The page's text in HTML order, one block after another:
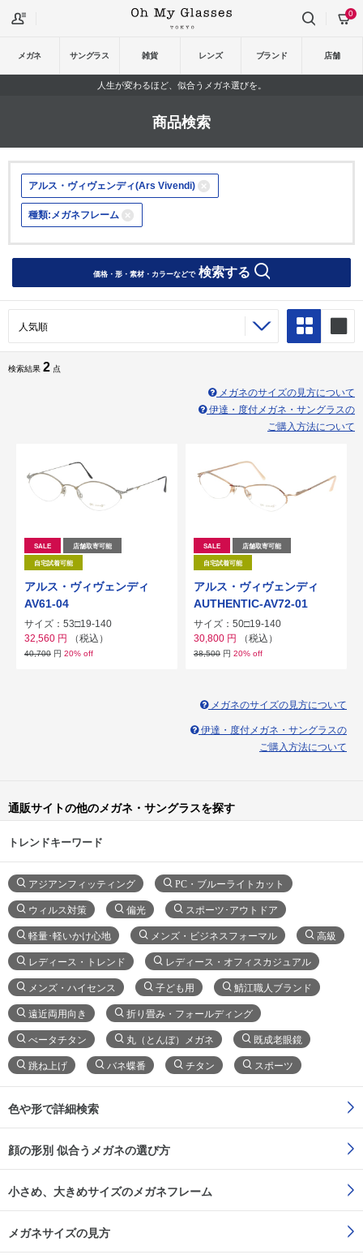
メガネ サングラス 雑貨 レンズ ブランド 店舗
0
人生が変わるほど、似合うメガネ選びを。
商品検索
アルス・ヴィヴェンディ(Ars Vivendi)
種類:メガネフレーム
価格・形・素材・カラーなどで検索する
検索結果 2 点
メガネのサイズの見方について
伊達・度付メガネ・サングラスの
ご購入方法について
SALE 店舗取寄可能
自宅試着可能
アルス・ヴィヴェンディ
AV61-04
サイズ：53□19-140
32,560 円 （税込）
40,700 円 20% off
SALE 店舗取寄可能
自宅試着可能
アルス・ヴィヴェンディ
AUTHENTIC-AV72-01
サイズ：50□19-140
30,800 円 （税込）
38,500 円 20% off
メガネのサイズの見方について
伊達・度付メガネ・サングラスの
ご購入方法について
通販サイトの他のメガネ・サングラスを探す
トレンドキーワード
アジアンフィッティング PC・ブルーライトカット
ウィルス対策 偏光 スポーツ･アウトドア
軽量･軽いかけ心地 メンズ・ビジネスフォーマル 高級
レディース・トレンド レディース・オフィスカジュアル
メンズ・ハイセンス 子ども用 鯖江職人ブランド
遠近両用向き 折り畳み・フォールディング
べータチタン 丸（とんぼ）メガネ 既成老眼鏡
跳ね上げ バネ蝶番 チタン スポーツ
色や形で詳細検索
顔の形別 似合うメガネの選び方
小さめ、大きめサイズのメガネフレーム
メガネサイズの見方